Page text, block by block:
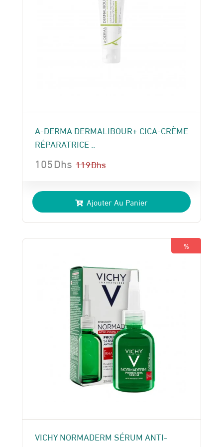
A-DERMA DERMALIBOUR+ CICA-CRÈME
RÉPARATRICE ..
119Dhs
prix
initial
était :
119 Dhs.
105Dhs
prix
actuel
est :
105 Dhs.
Ajouter Au Panier
%
VICHY NORMADERM SÉRUM ANTI-